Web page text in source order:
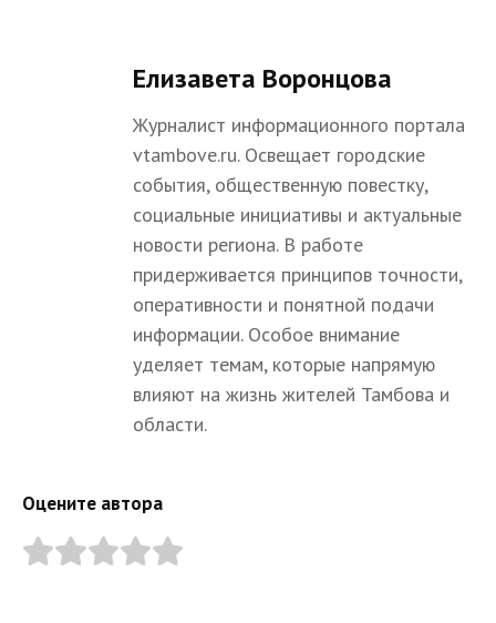
Елизавета Воронцова
Журналист информационного портала
vtambove.ru. Освещает городские
события, общественную повестку,
социальные инициативы и актуальные
новости региона. В работе
придерживается принципов точности,
оперативности и понятной подачи
информации. Особое внимание
уделяет темам, которые напрямую
влияют на жизнь жителей Тамбова и
области.
Оцените автора